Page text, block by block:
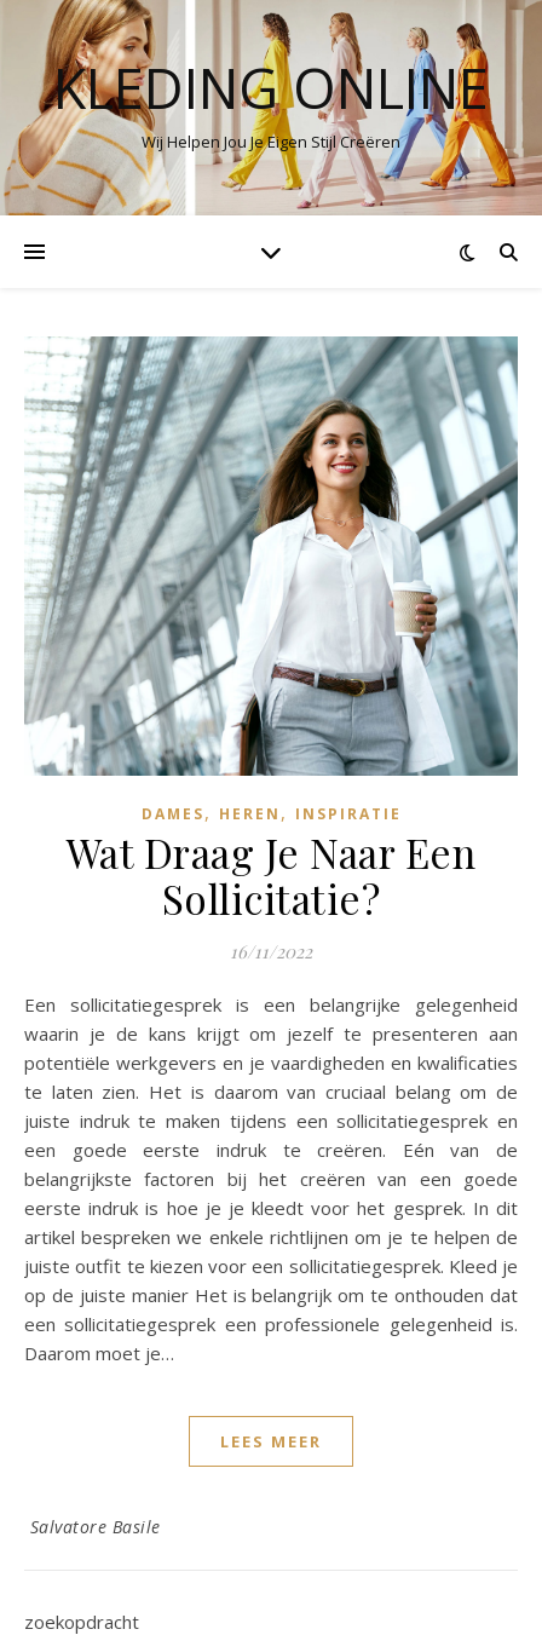
KLEDING ONLINE
Wij Helpen Jou Je Eigen Stijl Creëren
DAMES, HEREN , INSPIRATIE
Wat Draag Je Naar Een
Sollicitatie?
16/11/2022
Een sollicitatiegesprek is een belangrijke gelegenheid
waarin je de kans krijgt om jezelf te presenteren aan
potentiële werkgevers en je vaardigheden en kwalificaties
te laten zien. Het is daarom van cruciaal belang om de
juiste indruk te maken tijdens een sollicitatiegesprek en
een goede eerste indruk te creëren. Eén van de
belangrijkste factoren bij het creëren van een goede
eerste indruk is hoe je je kleedt voor het gesprek. In dit
artikel bespreken we enkele richtlijnen om je te helpen de
juiste outfit te kiezen voor een sollicitatiegesprek. Kleed je
op de juiste manier Het is belangrijk om te onthouden dat
een sollicitatiegesprek een professionele gelegenheid is.
Daarom moet je…
LEES MEER
Salvatore Basile
zoekopdracht